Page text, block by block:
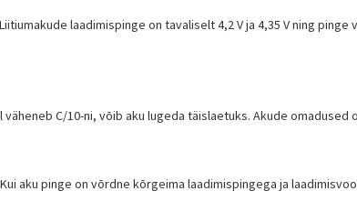
laadimispinge on tavaliselt 4,2 V ja 4,35 V ning
C/10-ni, võib aku lugeda täislaetuks. Akude
aku pinge on võrdne kõrgeima laadimispingega ja